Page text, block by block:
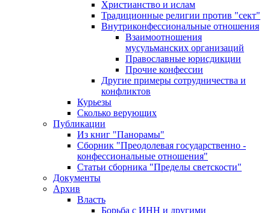
Христианство и ислам
Традиционные религии против "сект"
Внутриконфессиональные отношения
Взаимоотношения
мусульманских организаций
Православные юрисдикции
Прочие конфессии
Другие примеры сотрудничества и
конфликтов
Курьезы
Сколько верующих
Публикации
Из книг "Панорамы"
Сборник "Преодолевая государственно -
конфессиональные отношения"
Статьи сборника "Пределы светскости"
Документы
Архив
Власть
Борьба с ИНН и другими